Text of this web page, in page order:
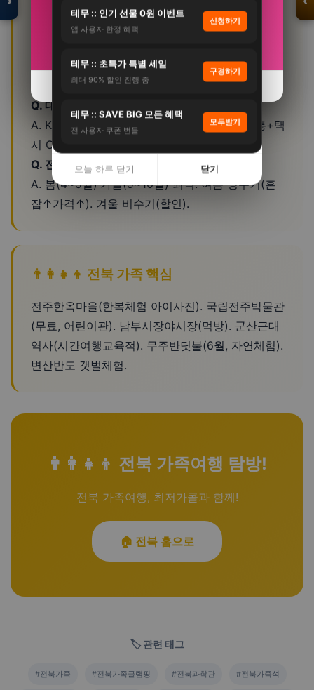
❓ 전북 가족 FAQ
A. 핵심만 당일~1박2일. 여유있게 2박3일. 주변 지
역 연계 시 3박4일.
Q. 대중교통으로 여행 가능?
A. KTX 전주역 서울~1시간30분. 시내 대중교통+택
시 OK. 외곽은 자가용 추천.
Q. 전북 여행 최적 시기?
A. 봄(4~5월)·가을(9~10월) 최적. 여름 성수기(혼
잡↑가격↑). 겨울 비수기(할인).
👨‍👩‍👧‍👦 전북 가족 핵심
전주한옥마을(한복체험 아이사진). 국립전주박물관
(무료, 어린이관). 남부시장야시장(먹방). 군산근대
역사(시간여행교육적). 무주반딧불(6월, 자연체험).
변산반도 갯벌체험.
👨‍👩‍👧‍👦 전북 가족여행 탐방!
전북 가족여행, 최저가콜과 함께!
🏠 전북 홈으로
🏷️ 관련 태그
#전북가족 #전북가족글램핑 #전북과학관 #전북가족석
테무 :: 인기 선물 0원 이벤트
앱 사용자 한정 혜택
신청하기
테무 :: 초특가 특별 세일
최대 90% 할인 진행 중
구경하기
테무 :: SAVE BIG 모든 혜택
전 사용자 쿠폰 번들
모두받기
오늘 하루 닫기 닫기
자세히 보기 →
오늘 하루 닫기
자세히 보기 →
오늘 하루 닫기